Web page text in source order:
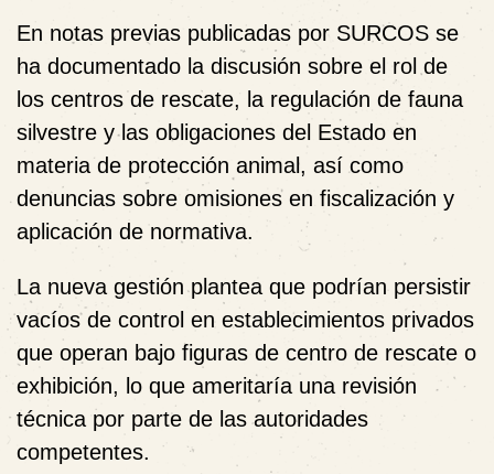
En notas previas publicadas por SURCOS se
ha documentado la discusión sobre el rol de
los centros de rescate, la regulación de fauna
silvestre y las obligaciones del Estado en
materia de protección animal, así como
denuncias sobre omisiones en fiscalización y
aplicación de normativa.
La nueva gestión plantea que podrían persistir
vacíos de control en establecimientos privados
que operan bajo figuras de centro de rescate o
exhibición, lo que ameritaría una revisión
técnica por parte de las autoridades
competentes.